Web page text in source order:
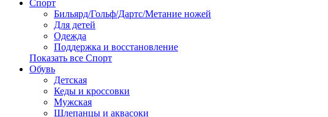
Спорт
Бильярд/Гольф/Дартс/Метание ножей
Для детей
Одежда
Поддержка и восстановление
Показать все Спорт
Обувь
Детская
Кеды и кроссовки
Мужская
Шлепанцы и аквасоки